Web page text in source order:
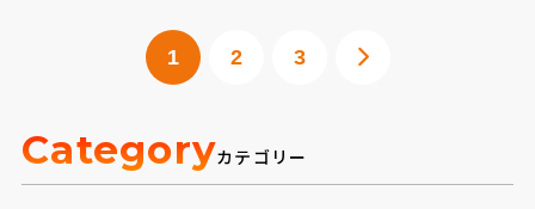
1 2 3
Categoryカテゴリー